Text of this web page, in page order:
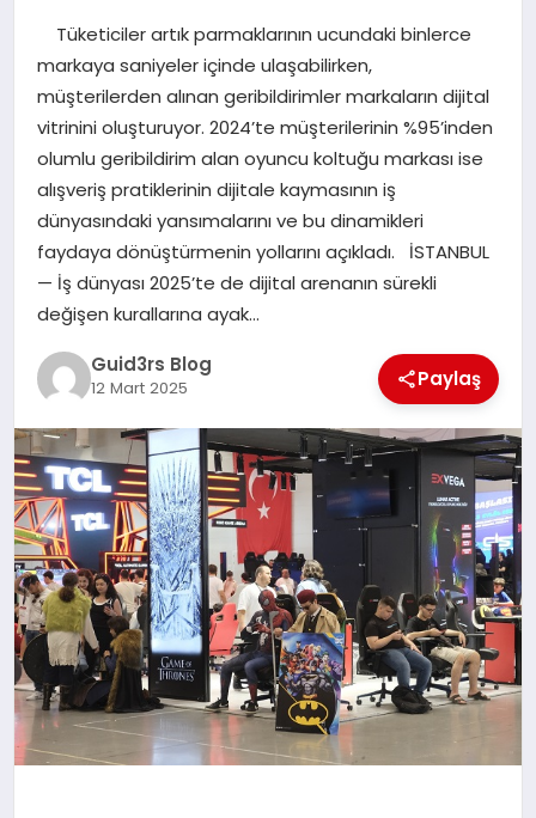
SAĞLIK
EKONOMI
MAGAZIN
EĞITIM
Tüketiciler artık parmaklarının ucundaki binlerce
markaya saniyeler içinde ulaşabilirken,
müşterilerden alınan geribildirimler markaların dijital
vitrinini oluşturuyor. 2024’te müşterilerinin %95’inden
olumlu geribildirim alan oyuncu koltuğu markası ise
alışveriş pratiklerinin dijitale kaymasının iş
dünyasındaki yansımalarını ve bu dinamikleri
faydaya dönüştürmenin yollarını açıkladı. İSTANBUL
— İş dünyası 2025’te de dijital arenanın sürekli
değişen kurallarına ayak…
Guid3rs Blog
12 Mart 2025 Paylaş